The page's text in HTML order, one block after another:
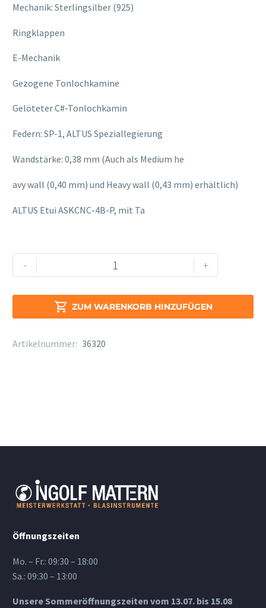
Mechanik: Sterlingsilber (925)
Ringklappen
E-Mechanik
Gezogene Tonlochkamine
Gelöteter C#-Tonlochkamin
Federn: SP-1, ALTUS Speziallegierung
Wandstärke: 0,38 mm (Auch als Medium he
osteopathe-nyon-cabinet-monney
avy wall (0,40 mm) und Heavy wall (0,43 mm) erhältlich)
ALTUS Etui ASKCNC-4B-P, mit Ta
-
13
Cut
+
 ZUM WARENKORB HINZUFÜGEN
Alternative:
Artikelnummer: 36320
Öffnungszeiten
Mo. – Fr.: 09:30 – 18:00
Sa.: 09:30 – 13:00
Unsere Sommeröffnungszeiten vom 13.07. bis 15.08